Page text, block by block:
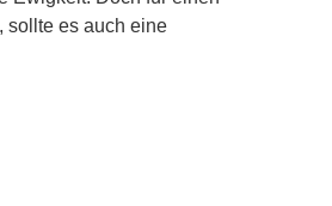
sollte es auch eine